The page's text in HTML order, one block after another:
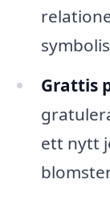
Grattis
ett nytt